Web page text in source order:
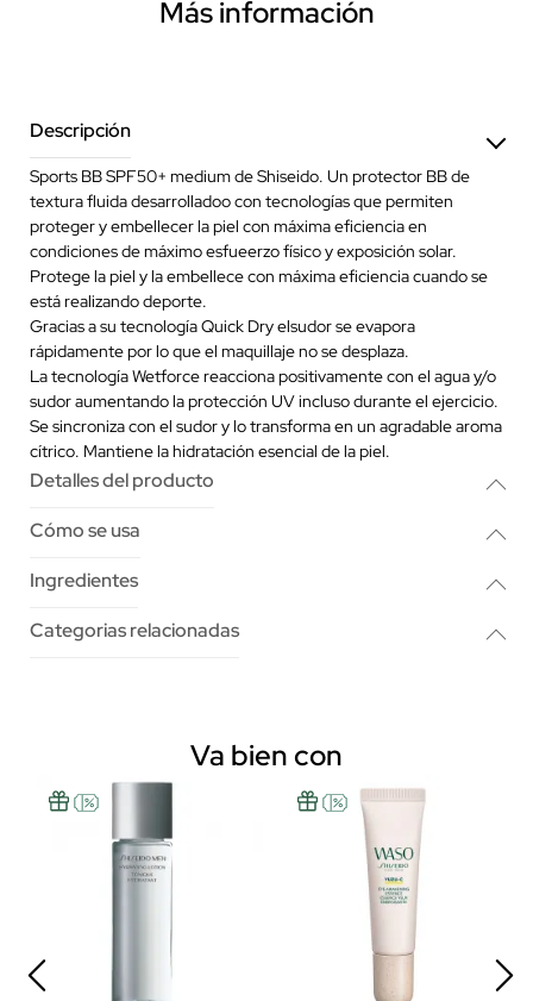
Más información
Descripción
Sports BB SPF50+ medium de Shiseido. Un protector BB de
textura fluida desarrolladoo con tecnologías que permiten
proteger y embellecer la piel con máxima eficiencia en
condiciones de máximo esfueerzo físico y exposición solar.
Protege la piel y la embellece con máxima eficiencia cuando se
está realizando deporte.
Gracias a su tecnología Quick Dry elsudor se evapora
rápidamente por lo que el maquillaje no se desplaza.
La tecnología Wetforce reacciona positivamente con el agua y/o
sudor aumentando la protección UV incluso durante el ejercicio.
Se sincroniza con el sudor y lo transforma en un agradable aroma
cítrico. Mantiene la hidratación esencial de la piel.
Detalles del producto
Cómo se usa
Ingredientes
Categorias relacionadas
Va bien con